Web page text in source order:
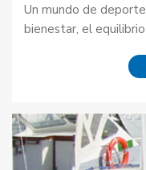
Un mundo de
bienestar, el